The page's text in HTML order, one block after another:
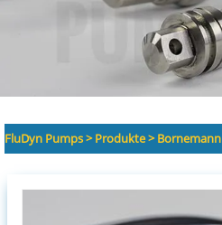
FluDyn Pumps>Produkte>Bornemann